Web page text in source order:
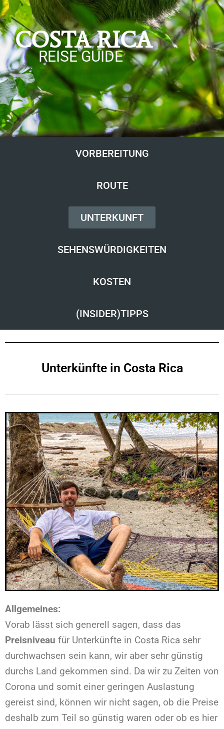
COSTA RICA
REISE GUIDE
VORBEREITUNG
ROUTE
UNTERKUNFT
SEHENSWÜRDIGKEITEN
KOSTEN
(INSIDER)TIPPS
Unterkünfte in Costa Rica
Allgemeines:
Vorab lässt sich generell sagen, dass das
Preisniveau für Unterkünfte in Costa Rica sehr
durchwachsen sein kann, wir aber sehr günstig
durchs Land gekommen sind. Da wir zu Zeiten von
Corona und somit einer geringen Auslastung
gereist sind, können wir nicht sagen, ob die Preise
deshalb zum Teil so günstig waren oder ob es hier